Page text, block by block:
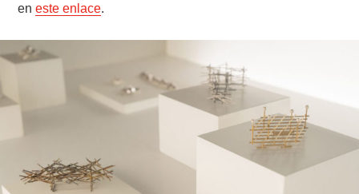
eneste enlace.